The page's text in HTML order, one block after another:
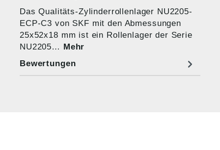
Das Qualitäts-Zylinderrollenlager NU2205-
ECP-C3 von SKF mit den Abmessungen
25x52x18 mm ist ein Rollenlager der Serie
NU2205… Mehr
Bewertungen